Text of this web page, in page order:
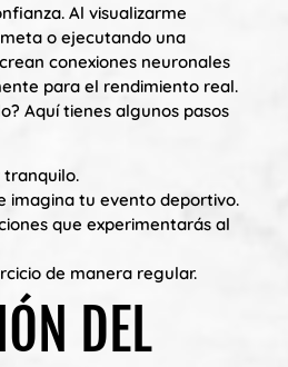
Al visualizarme
o ejecutando una
conexiones neuronales
para el rendimiento real.
Aquí tienes algunos pasos
tranquilo.
imagina tu evento deportivo.
que experimentarás al
de manera regular.
DEL